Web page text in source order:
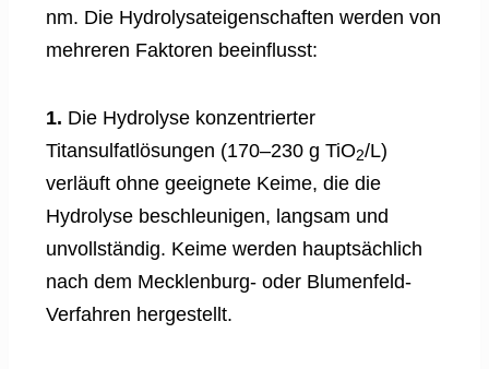
nm. Die Hydrolysateigenschaften werden von
mehreren Faktoren beeinflusst:
1. Die Hydrolyse konzentrierter
Titansulfatlösungen (170–230 g TiO2/L)
verläuft ohne geeignete Keime, die die
Hydrolyse beschleunigen, langsam und
unvollständig. Keime werden hauptsächlich
nach dem Mecklenburg- oder Blumenfeld-
Verfahren hergestellt.